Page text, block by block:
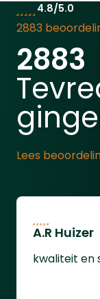
gewicht
Verpakt
4.8/5.0
2883
2883
Lees
A.R Huizer
kwaliteit en